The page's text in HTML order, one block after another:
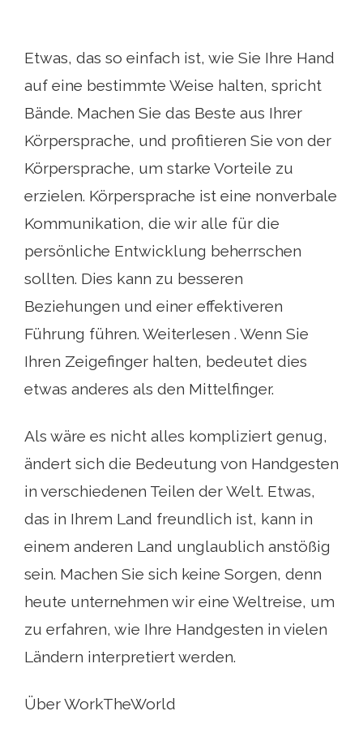
Etwas, das so einfach ist, wie Sie Ihre Hand
auf eine bestimmte Weise halten, spricht
Bände. Machen Sie das Beste aus Ihrer
Körpersprache, und profitieren Sie von der
Körpersprache, um starke Vorteile zu
erzielen. Körpersprache ist eine nonverbale
Kommunikation, die wir alle für die
persönliche Entwicklung beherrschen
sollten. Dies kann zu besseren
Beziehungen und einer effektiveren
Führung führen. Weiterlesen . Wenn Sie
Ihren Zeigefinger halten, bedeutet dies
etwas anderes als den Mittelfinger.
Als wäre es nicht alles kompliziert genug,
ändert sich die Bedeutung von Handgesten
in verschiedenen Teilen der Welt. Etwas,
das in Ihrem Land freundlich ist, kann in
einem anderen Land unglaublich anstößig
sein. Machen Sie sich keine Sorgen, denn
heute unternehmen wir eine Weltreise, um
zu erfahren, wie Ihre Handgesten in vielen
Ländern interpretiert werden.
Über WorkTheWorld